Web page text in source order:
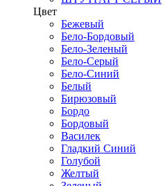
Цвет
Бежевый
Бело-Бордовый
Бело-Зеленый
Бело-Серый
Бело-Синий
Белый
Бирюзовый
Бордо
Бордовый
Василек
Гладкий Синий
Голубой
Желтый